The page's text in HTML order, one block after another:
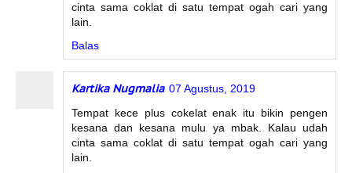
cinta sama coklat di satu tempat ogah cari yang
lain.
Balas
Kartika Nugmalia 07 Agustus, 2019
Tempat kece plus cokelat enak itu bikin pengen
kesana dan kesana mulu ya mbak. Kalau udah
cinta sama coklat di satu tempat ogah cari yang
lain.